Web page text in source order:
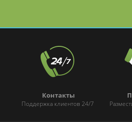
Контакты
Поддержка клиентов 24/7